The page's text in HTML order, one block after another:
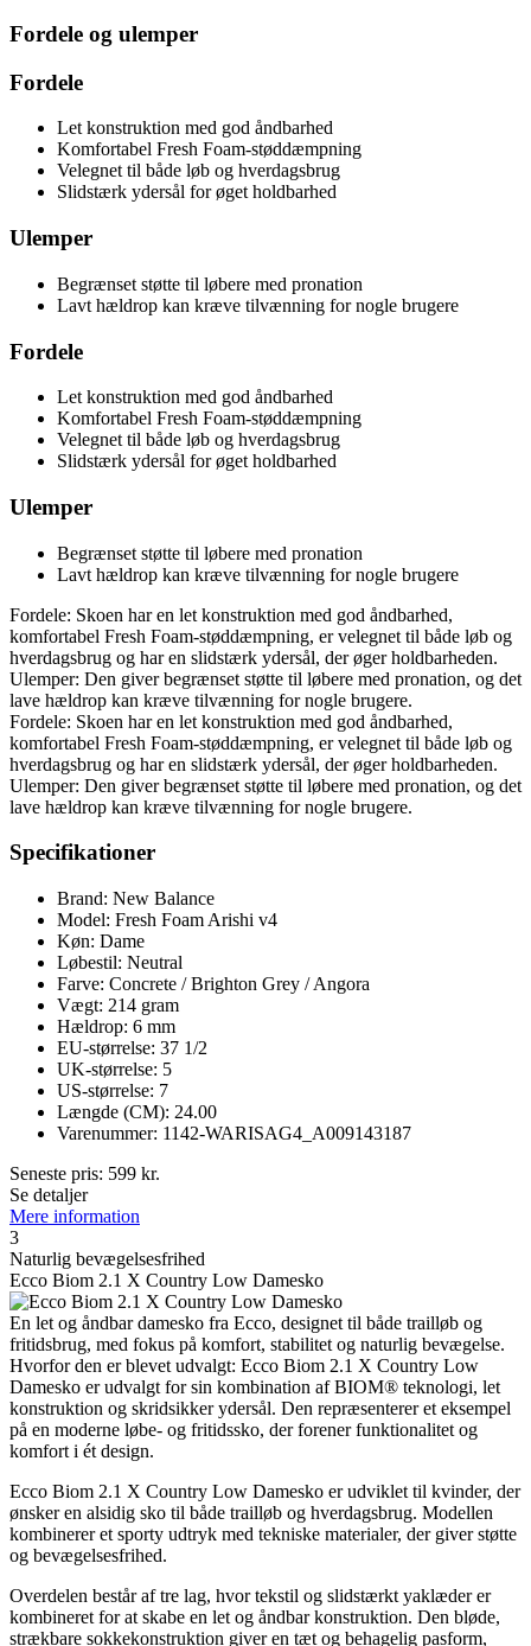
Fordele og ulemper
Fordele
Let konstruktion med god åndbarhed
Komfortabel Fresh Foam-støddæmpning
Velegnet til både løb og hverdagsbrug
Slidstærk ydersål for øget holdbarhed
Ulemper
Begrænset støtte til løbere med pronation
Lavt hældrop kan kræve tilvænning for nogle brugere
Fordele
Let konstruktion med god åndbarhed
Komfortabel Fresh Foam-støddæmpning
Velegnet til både løb og hverdagsbrug
Slidstærk ydersål for øget holdbarhed
Ulemper
Begrænset støtte til løbere med pronation
Lavt hældrop kan kræve tilvænning for nogle brugere
Fordele: Skoen har en let konstruktion med god åndbarhed,
komfortabel Fresh Foam-støddæmpning, er velegnet til både løb og
hverdagsbrug og har en slidstærk ydersål, der øger holdbarheden.
Ulemper: Den giver begrænset støtte til løbere med pronation, og det
lave hældrop kan kræve tilvænning for nogle brugere.
Fordele: Skoen har en let konstruktion med god åndbarhed,
komfortabel Fresh Foam-støddæmpning, er velegnet til både løb og
hverdagsbrug og har en slidstærk ydersål, der øger holdbarheden.
Ulemper: Den giver begrænset støtte til løbere med pronation, og det
lave hældrop kan kræve tilvænning for nogle brugere.
Specifikationer
Brand: New Balance
Model: Fresh Foam Arishi v4
Køn: Dame
Løbestil: Neutral
Farve: Concrete / Brighton Grey / Angora
Vægt: 214 gram
Hældrop: 6 mm
EU-størrelse: 37 1/2
UK-størrelse: 5
US-størrelse: 7
Længde (CM): 24.00
Varenummer: 1142-WARISAG4_A009143187
Seneste pris: 599 kr.
Se detaljer
Mere information
3
Naturlig bevægelsesfrihed
Ecco Biom 2.1 X Country Low Damesko
En let og åndbar damesko fra Ecco, designet til både trailløb og
fritidsbrug, med fokus på komfort, stabilitet og naturlig bevægelse.
Hvorfor den er blevet udvalgt: Ecco Biom 2.1 X Country Low
Damesko er udvalgt for sin kombination af BIOM® teknologi, let
konstruktion og skridsikker ydersål. Den repræsenterer et eksempel
på en moderne løbe- og fritidssko, der forener funktionalitet og
komfort i ét design.
Ecco Biom 2.1 X Country Low Damesko er udviklet til kvinder, der
ønsker en alsidig sko til både trailløb og hverdagsbrug. Modellen
kombinerer et sporty udtryk med tekniske materialer, der giver støtte
og bevægelsesfrihed.
Overdelen består af tre lag, hvor tekstil og slidstærkt yaklæder er
kombineret for at skabe en let og åndbar konstruktion. Den bløde,
strækbare sokkekonstruktion giver en tæt og behagelig pasform,